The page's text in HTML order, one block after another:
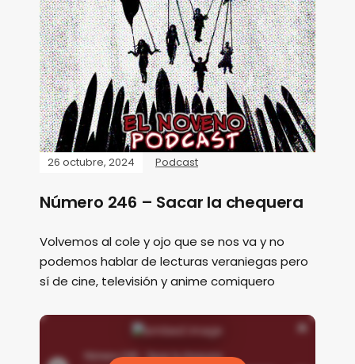
26 octubre, 2024 Podcast
Número 246 – Sacar la chequera
Volvemos al cole y ojo que se nos va y no
podemos hablar de lecturas veraniegas pero
sí de cine, televisión y anime comiquero